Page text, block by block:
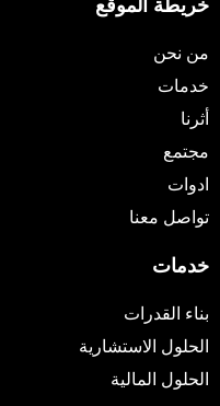
خريطة الموقع
من نحن
خدمات
أثرنا
مجتمع
ادوات
تواصل معنا
خدمات
بناء القدرات
الحلول الاستشارية
الحلول المالية